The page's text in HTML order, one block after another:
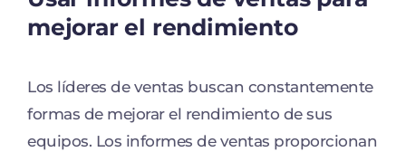
mejorar el rendimiento
Los líderes de ventas buscan constantemente
formas de mejorar el rendimiento de sus
equipos. Los informes de ventas proporcionan